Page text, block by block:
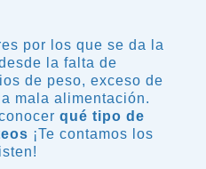
por los que se da la
la falta de
de peso, exceso de
mala alimentación.
qué tipo de
¡Te contamos los